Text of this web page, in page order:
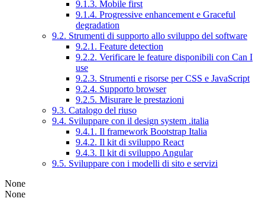
9.1.3. Mobile first
9.1.4. Progressive enhancement e Graceful
degradation
9.2. Strumenti di supporto allo sviluppo del software
9.2.1. Feature detection
9.2.2. Verificare le feature disponibili con Can I
use
9.2.3. Strumenti e risorse per CSS e JavaScript
9.2.4. Supporto browser
9.2.5. Misurare le prestazioni
9.3. Catalogo del riuso
9.4. Sviluppare con il design system .italia
9.4.1. Il framework Bootstrap Italia
9.4.2. Il kit di sviluppo React
9.4.3. Il kit di sviluppo Angular
9.5. Sviluppare con i modelli di sito e servizi
None
None